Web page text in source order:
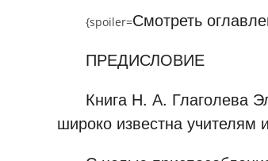
{spoiler=Смотреть
ПРЕДИСЛОВИЕ
Книга Н. А. Глаголева
широко известна учителям